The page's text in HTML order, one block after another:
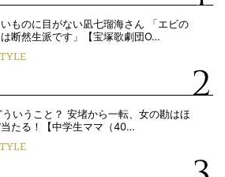
ものに目がない凪七瑠海さん 「エビの
断然生派です」【宝塚歌劇団O…
ういうこと？ 安堵から一転、女の勘はほ
たる！【中学生ママ（40…